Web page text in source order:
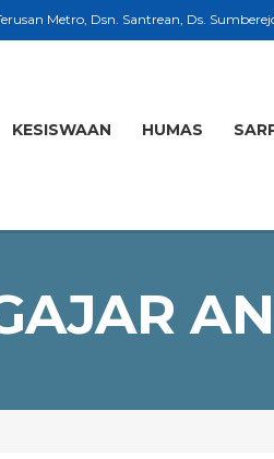
Metro, Dsn. Santrean, Ds.
KESISWAAN HUMAS